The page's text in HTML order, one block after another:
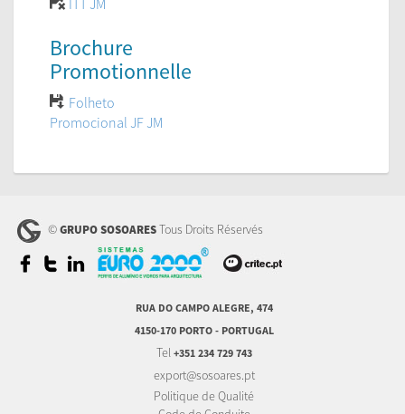
ITT JM
Brochure
Promotionnelle
Folheto
Promocional JF JM
©GRUPO SOSOARESTous Droits Réservés
RUA DO CAMPO ALEGRE, 474
4150-170 PORTO - PORTUGAL
Tel +351 234 729 743
export@sosoares.pt
Politique de Qualité